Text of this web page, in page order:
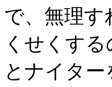
で、無理
くせくす
とナイタ